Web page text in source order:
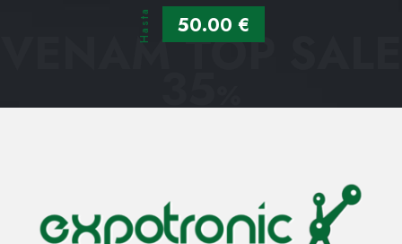
Hasta 50.00 €
VENAM TOP SALE
35